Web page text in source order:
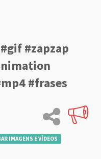
#zapzap
#frases
IMAGENS E VÍDEOS